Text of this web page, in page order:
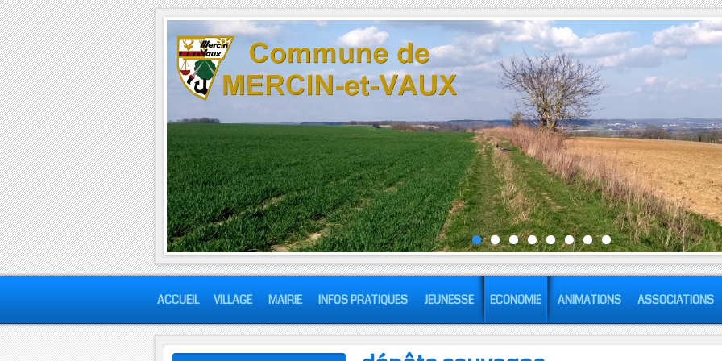
ACCUEIL VILLAGE MAIRIE INFOS PRATIQUES JEUNESSE ECONOMIE ANIMATIONS ASSOCIATIONS